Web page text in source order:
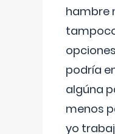
hambre
podría
algúna
menos
yo